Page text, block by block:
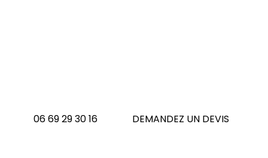
06 69 29 30 16 DEMANDEZ UN DEVIS